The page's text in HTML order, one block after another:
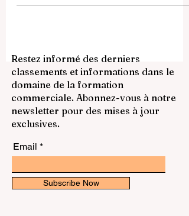
l’image de marque. Pourtant, une école de
commerce forte au niveau mondial ne
repose pas uniquement sur son nom. Sa
vraie valeur se construit grâce à la qualité
de l’enseignement, l’ouverture
internationale, la proximité avec le monde
Restez informé des derniers
classements et informations dans le
domaine de la formation
commerciale. Abonnez-vous à notre
exclusives.
Email